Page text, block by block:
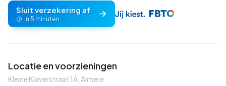
Sluit verzekering af
in 5 minuten
Locatie en voorzieningen
Kleine Klaverstraat 1A, Almere